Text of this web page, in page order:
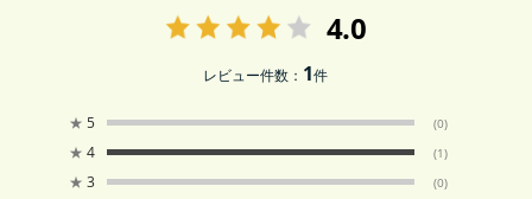
4.0
レビュー件数： 1件
★ 5 (0)
★ 4 (1)
★ 3 (0)